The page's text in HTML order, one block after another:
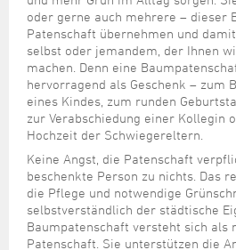
Umwelt-, Natur- und Klimaschutz
Verkehr und Mobilität
Wohnen, Bauen
Wahlen
Schule
Sterbefall
Studium
Umzug und Neubürger
Wohnen und Verbrauchen
Formulare
Online-Terminvergabe
Politik & Verwaltung
Pressemitteilungen
Ratsinformationssystem
Städtische Dienststellen
Stadtrecht
Telefonverzeichnis
Wirtschaftsstruktur
Regionale Kooperationen
Unternehmensnachfolge
Unterstützung für ExistenzgründerInnen
Zukunftsregion JadeBay
Stadtarchiv
Volkshochschule
Weiterbildung
Stadt Wilhelmshaven
Unterkünfte
Kulturzentrum Pumpwerk
Maritime Meile
Museen und Ausstellungen
Schiffe, Häfen und Meer erleben
Sportangebot
Städtepartnerschaften
Stadtpark
Tag des offenen Denkmals
Veranstaltungsorte
oder gerne auch mehrere – dieser
Patenschaft übernehmen und
selbst oder jemandem, der Ihnen
machen. Denn eine
hervorragend als Geschenk – zum
eines Kindes, zum runden
zur Verabschiedung einer Kollegin
Hochzeit der Schwiegereltern.
Keine Angst, die Patenschaft
beschenkte Person zu nichts. Das
die Pflege und notwendige
selbstverständlich der städtische
Baumpatenschaft versteht sich als
Patenschaft. Sie unterstützen die